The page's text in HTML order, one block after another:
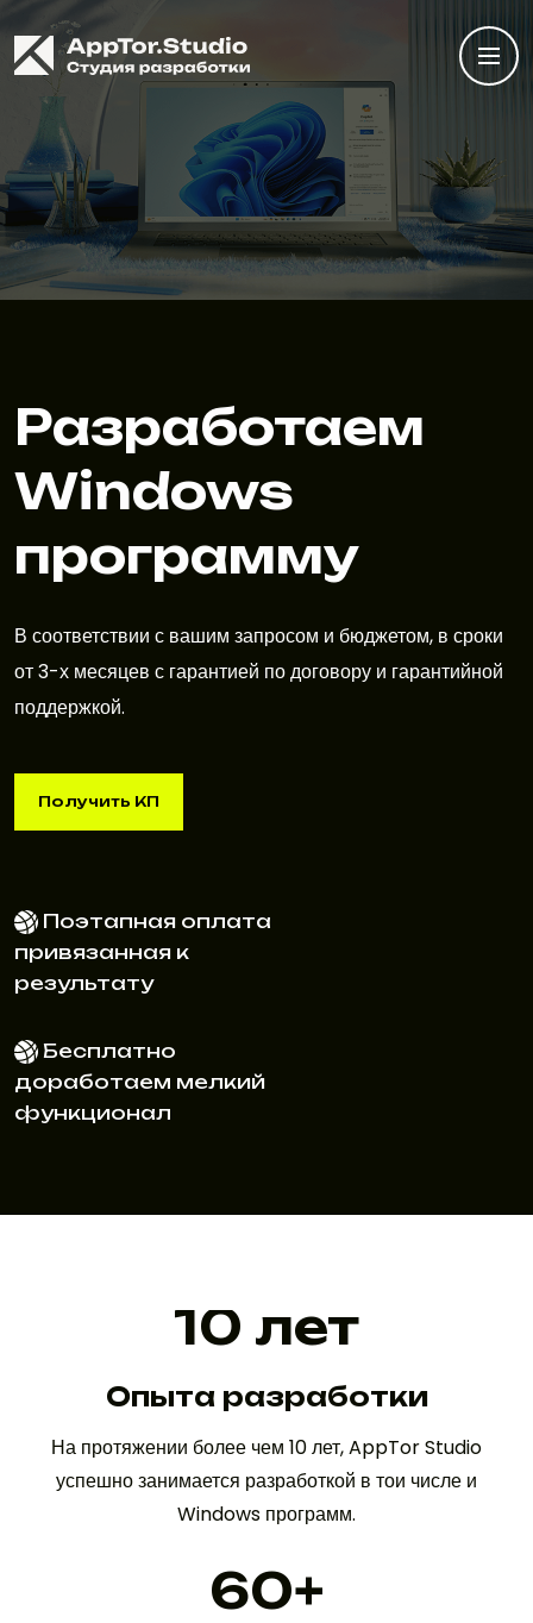
Разработаем
Windows
программу
В соответствии с вашим запросом и бюджетом, в сроки
от 3-х месяцев с гарантией по договору и гарантийной
поддержкой.
Получить КП
Поэтапная оплата
привязанная к
результату
Бесплатно
доработаем мелкий
функционал
10 лет
Опыта разработки
На протяжении более чем 10 лет, AppTor Studio
успешно занимается разработкой в тои числе и
Windows программ.
60+